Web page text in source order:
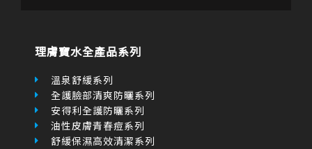
f
理膚寶水全產品系列
溫泉舒緩系列
全護臉部清爽防曬系列
安得利全護防曬系列
油性皮膚青春痘系列
舒緩保濕高效清潔系列